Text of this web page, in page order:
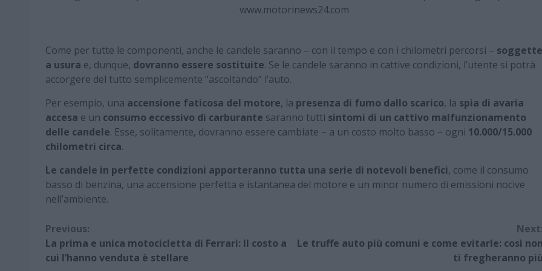
www.motorinews24.com
Come per tutte le componenti, anche le candele saranno – con il tempo e con i chilometri percorsi – soggette
a usura e, dunque, dovranno essere sostituite. Se le candele saranno in cattive condizioni, l’utente si potrà
accorgere del tutto semplicemente “ascoltando” l’auto.
Per esempio, una accensione faticosa del motore, la presenza di fumo dallo scarico, la spia di avaria
accesa e un consumo eccessivo di carburante saranno tutti sintomi di un cattivo malfunzionamento
delle candele. Esse, solitamente, dovranno essere cambiate – a un costo molto basso – ogni 10.000/15.000
chilometri circa.
Le candele in perfette condizioni apporteranno tutta una serie di notevoli benefici, come il consumo
basso di benzina, una accensione perfetta e istantanea del motore e un minor numero di emissioni nocive
nell’ambiente.
Continue
Reading
Previous:
La prima e unica motocicletta di Ferrari: Il costo a
cui l’hanno venduta è stellare
Next:
Le truffe auto più comuni e come evitarle: così non
ti fregheranno più